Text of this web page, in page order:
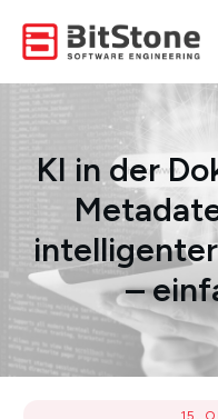
KI in der
–
15.